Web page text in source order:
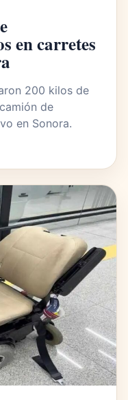
en carretes
200 kilos de
de
en Sonora.